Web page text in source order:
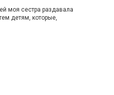
моя сестра раздавала
детям, которые,